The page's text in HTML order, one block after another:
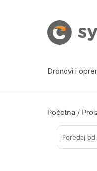
Dronovi i
Početna /
Poredaj od